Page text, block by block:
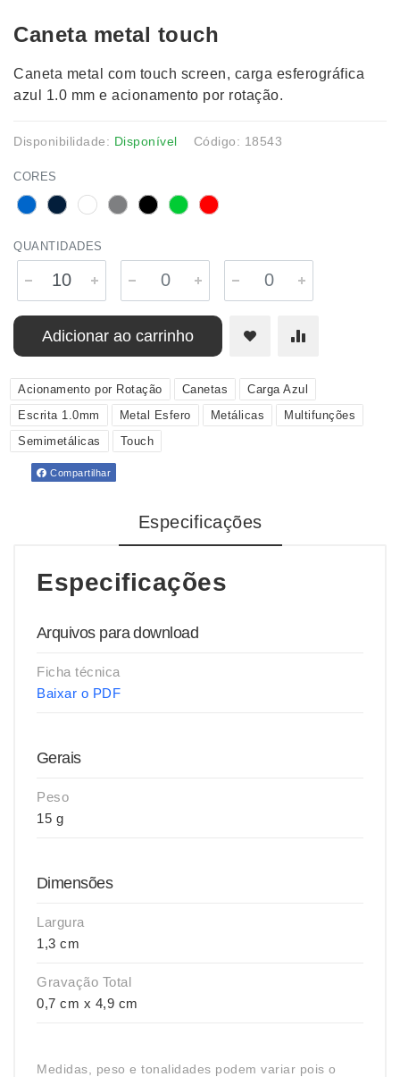
Caneta metal touch
Caneta metal com touch screen, carga esferográfica
azul 1.0 mm e acionamento por rotação.
Disponibilidade: Disponível Código: 18543
CORES
QUANTIDADES
Adicionar ao carrinho
Acionamento por Rotação Canetas
Carga Azul
Escrita 1.0mm
Metal Esfero Metálicas
Multifunções
Semimetálicas
Touch
Compartilhar
Especificações
Especificações
Arquivos para download
Ficha técnica
Baixar o PDF
Gerais
Peso
15 g
Dimensões
Largura
1,3 cm
Gravação Total
0,7 cm x 4,9 cm
Medidas, peso e tonalidades podem variar pois o